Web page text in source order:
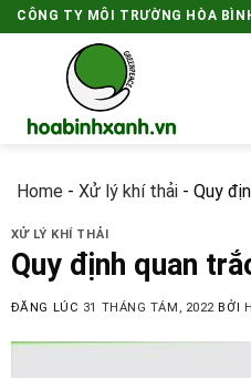
Skip
to
CÔNG TY MÔI TRƯỜNG HÒA
Home - Xử lý khí thải - Quy
XỬ LÝ KHÍ THẢI
Quy định quan
ĐĂNG LÚC 31 THÁNG TÁM, 2022BỞI